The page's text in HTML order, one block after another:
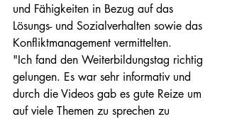
und Fähigkeiten in Bezug auf das
Lösungs- und Sozialverhalten sowie das
Konfliktmanagement vermittelten.
"Ich fand den Weiterbildungstag richtig
gelungen. Es war sehr informativ und
durch die Videos gab es gute Reize um
auf viele Themen zu sprechen zu